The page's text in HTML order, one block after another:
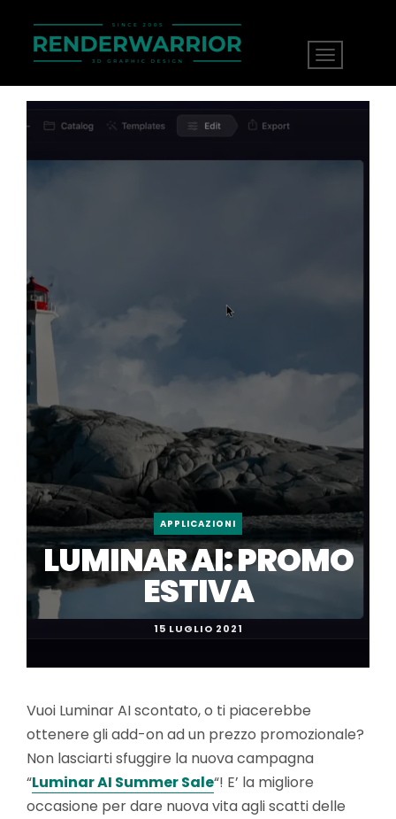
APPLICAZIONI
LUMINAR AI: PROMO
ESTIVA
15 LUGLIO 2021
Vuoi Luminar AI scontato, o ti piacerebbe
ottenere gli add-on ad un prezzo promozionale?
Non lasciarti sfuggire la nuova campagna
“Luminar AI Summer Sale“! E’ la migliore
occasione per dare nuova vita agli scatti delle